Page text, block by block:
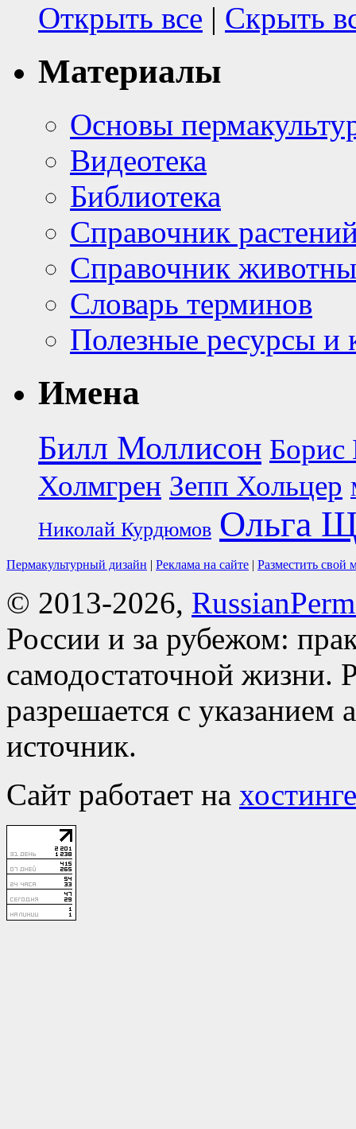
Открыть все | Скрыть
Материалы
Основы
Видеотека
Библиотека
Справочник
Справочник
Словарь терминов
Полезные ресурсы и
Имена
Билл Моллисон Борис
Холмгрен Зепп Хольцер
Николай Курдюмов Ольга
Пермакультурный дизайн | Реклама на сайте | Разместить свой
© 2013-2026,
России и за рубежом:
самодостаточной жизни.
разрешается с указанием
источник.
Сайт работает на